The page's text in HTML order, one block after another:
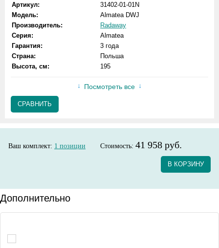
Артикул:
31402-01-01N
Модель:
Almatea DWJ
Производитель:
Radaway
Серия:
Almatea
Гарантия:
3 года
Страна:
Польша
Высота, см:
195
Посмотреть все
СРАВНИТЬ
Ваш комплект: 1 позиции Стоимость: 41 958 руб.
В КОРЗИНУ
Дополнительно